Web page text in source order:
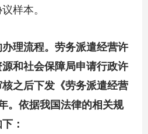
样本。
理流程。劳务派遣经营许
和社会保障局申请行政许
之后下发《劳务派遣经营
。依据我国法律的相关规
：